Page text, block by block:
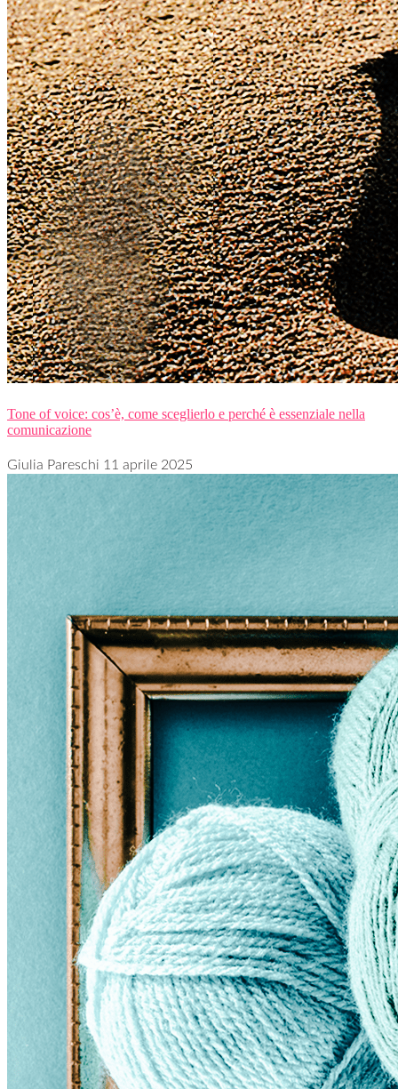
Tone of voice: cos’è, come sceglierlo e perché è essenziale nella
comunicazione
Giulia Pareschi 11 aprile 2025